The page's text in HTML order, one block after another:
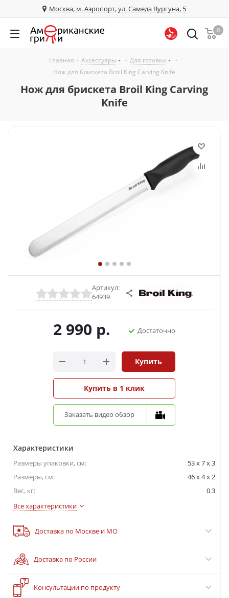
Москва, м. Аэропорт, ул. Самеда Вургуна, 5
0
Главная - Аксессуары - Для готовки
-
Нож для брискета Broil King Carving Knife
Нож для брискета Broil King Carving
Knife
Артикул:
64939
2 990 р. Достаточно
Купить
Купить в 1 клик
Заказать видео обзор
Характеристики
Размеры упаковки, cм:
53 x 7 x 3
Размеры, см:
46 x 4 x 2
Вес, кг:
0.3
Все характеристики
Доставка по Москве и МО
?
Консультации по продукту
Доставка по России